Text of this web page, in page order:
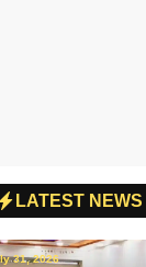
LATEST NEWS
31, 2026